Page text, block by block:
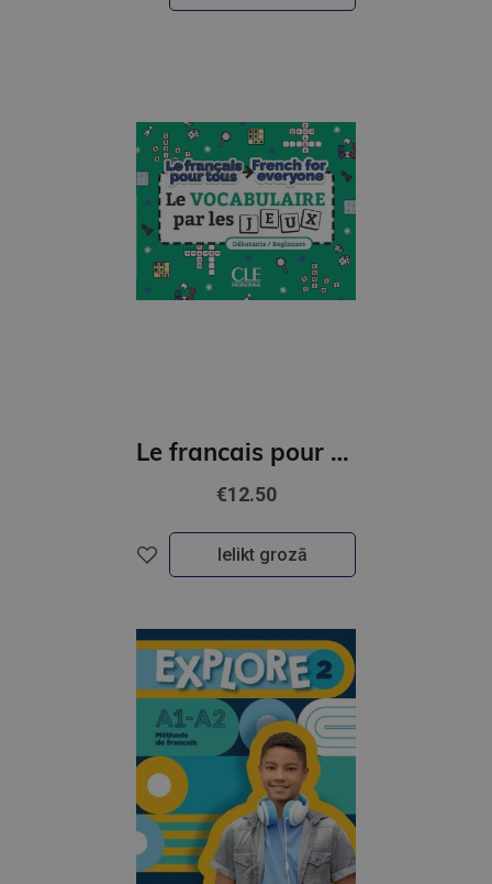
Le francais pour tous / French for everyone. Le vocabulaire par les jeux (A1/A2) Livre + Audio
€12.50
Ielikt grozā